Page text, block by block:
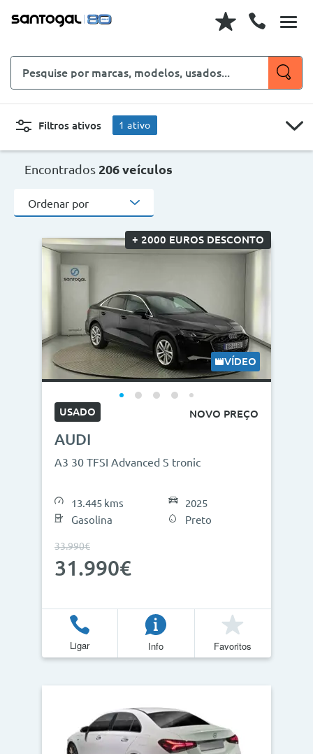
Pesquise
por
marcas,
modelos,
usados...Filtros ativos 1 ativo
CARROS
Novo, Usado, ...
Sedan
Marcas
Combustíveis
Nº de lugares
Outros critérios
Quilómetros
Encontrados 206 veículos
Ordenar por
+ 2000 EUROS DESCONTO
VÍDEO
USADO NOVO PREÇO
AUDI
A3 30 TFSI Advanced S tronic
13.445 kms
Gasolina
2025
Preto
33.990€
31.990€
Ligar Info Favoritos